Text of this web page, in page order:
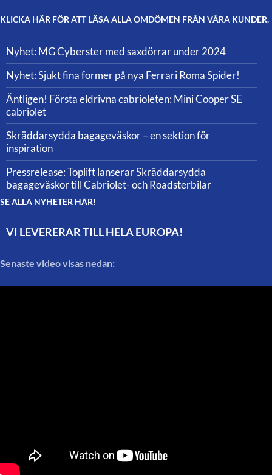
KLICKA HÄR FÖR ATT LÄSA ALLA OMDÖMEN FRÅN VÅRA KUNDER.
Nyhet: MG Cyberster med saxdörrar under 2024
Nyhet: Sjukt fina former på nya Ferrari Roma Spider!
Äntligen! Första eldrivna cabrioleten: Mini Cooper SE
cabriolet
Skräddarsydda bagageväskor – en sektion för
inspiration
Pressrelease: Toplift lanserar Skräddarsydda
bagageväskor till Cabriolet- och Roadsterbilar
SE ALLA NYHETER HÄR!
VI LEVERERAR TILL HELA EUROPA!
Senaste video visas nedan: